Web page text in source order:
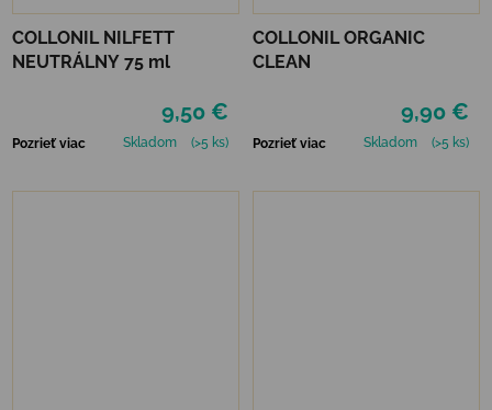
COLLONIL NILFETT
NEUTRÁLNY 75 ml
9,50 €
Pozrieť viac Skladom (>5 ks)
COLLONIL ORGANIC
CLEAN
9,90 €
Pozrieť viac Skladom (>5 ks)